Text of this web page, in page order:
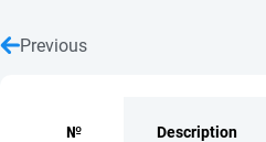
Previous
№ Description